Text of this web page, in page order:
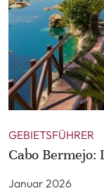
GEBIETSFÜHRER
Cabo
Januar 2026